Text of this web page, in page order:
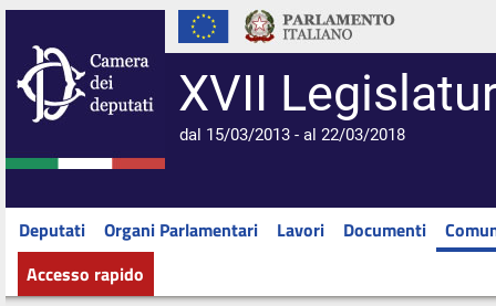
XVII
dal 15/03/2013 - al 22/03/2018
Deputati Organi Parlamentari Lavori Documenti
Accesso rapido